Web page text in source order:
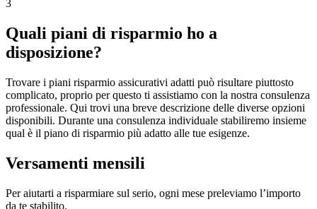
3
Quali piani di risparmio ho a
disposizione?
Trovare i piani risparmio assicurativi adatti può risultare piuttosto
complicato, proprio per questo ti assistiamo con la nostra consulenza
professionale. Qui trovi una breve descrizione delle diverse opzioni
disponibili. Durante una consulenza individuale stabiliremo insieme
qual è il piano di risparmio più adatto alle tue esigenze.
Versamenti mensili
Per aiutarti a risparmiare sul serio, ogni mese preleviamo l’importo
da te stabilito.